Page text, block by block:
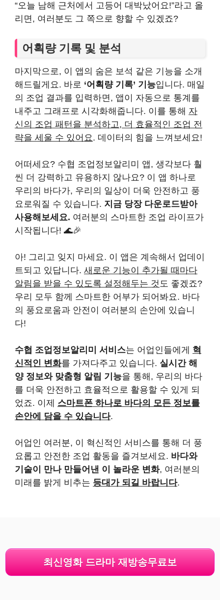
“오늘 남해 근처에서 고등어 대박났어요!”라고 올
리면, 여러분도 그 쪽으로 향할 수 있겠죠?
어획량 기록 및 분석
마지막으로, 이 앱의 숨은 보석 같은 기능을 소개
해드릴게요. 바로 ‘어획량 기록’ 기능입니다. 매일
의 조업 결과를 입력하면, 앱이 자동으로 통계를
내주고 그래프로 시각화해줍니다. 이를 통해 자
신의 조업 패턴을 분석하고, 더 효율적인 조업 전
략을 세울 수 있어요. 데이터의 힘을 느껴보세요!
어떠세요? 수협 조업정보알리미 앱, 생각보다 훨
씬 더 강력하고 유용하지 않나요? 이 앱 하나로
우리의 바다가, 우리의 일상이 더욱 안전하고 풍
요로워질 수 있습니다. 지금 당장 다운로드받아
사용해보세요. 여러분의 스마트한 조업 라이프가
시작됩니다! 🌊🎉
아! 그리고 잊지 마세요. 이 앱은 계속해서 업데이
트되고 있답니다. 새로운 기능이 추가될 때마다
알림을 받을 수 있도록 설정해두는 것도 좋겠죠?
우리 모두 함께 스마트한 어부가 되어봐요. 바다
의 풍요로움과 안전이 여러분의 손안에 있습니
다!
수협 조업정보알리미 서비스는 어업인들에게 혁
신적인 변화를 가져다주고 있습니다. 실시간 해
양 정보와 맞춤형 알림 기능을 통해, 우리의 바다
를 더욱 안전하고 효율적으로 활용할 수 있게 되
었죠. 이제 스마트폰 하나로 바다의 모든 정보를
손안에 담을 수 있습니다.
어업인 여러분, 이 혁신적인 서비스를 통해 더 풍
요롭고 안전한 조업 활동을 즐겨보세요. 바다와
기술이 만나 만들어낸 이 놀라운 변화, 여러분의
미래를 밝게 비추는 등대가 되길 바랍니다.
최신영화 드라마 재방송무료보